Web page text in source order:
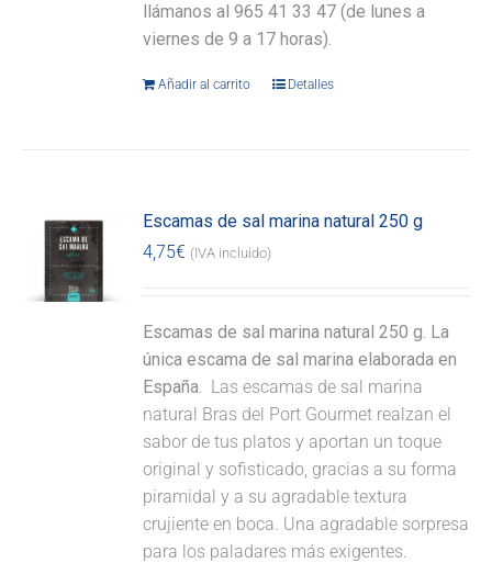
llámanos al 965 41 33 47 (de lunes a
viernes de 9 a 17 horas).
Añadir al carrito Detalles
Escamas de sal marina natural 250 g
4,75€ (IVA incluido)
Escamas de sal marina natural 250 g. La
única escama de sal marina elaborada en
España. Las escamas de sal marina
natural Bras del Port Gourmet realzan el
sabor de tus platos y aportan un toque
original y sofisticado, gracias a su forma
piramidal y a su agradable textura
crujiente en boca. Una agradable sorpresa
para los paladares más exigentes.